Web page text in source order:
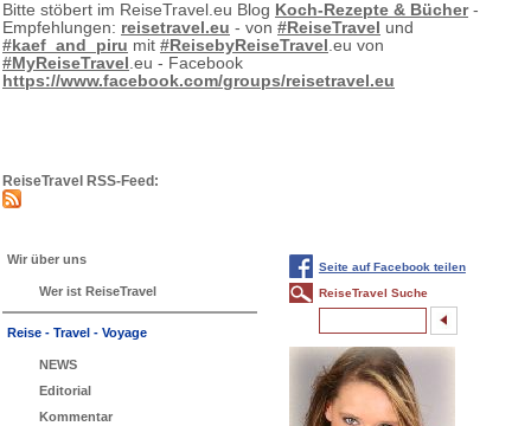
Bitte stöbert im ReiseTravel.eu Blog Koch-Rezepte & Bücher-
Empfehlungen: reisetravel.eu - von #ReiseTravel und
#kaef_and_piru mit #ReisebyReiseTravel .eu von
#MyReiseTravel .eu - Facebook
https://www.facebook.com/groups/reisetravel.eu
ReiseTravel RSS-Feed:
Wir über uns
Wer ist ReiseTravel
Reise - Travel - Voyage
NEWS
Editorial
Kommentar
Seite auf Facebook teilen
ReiseTravel Suche